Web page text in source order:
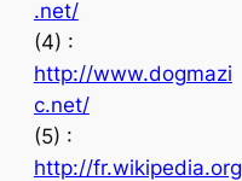
.net/
(4) :
http://www.dogmazi
c.net/
(5) :
http://fr.wikipedia.org